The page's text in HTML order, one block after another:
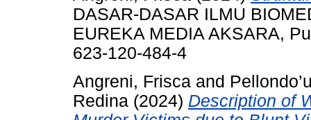
DASAR-DASAR ILMU
EUREKA MEDIA AKSARA,
623-120-484-4
Angreni, Frisca and
Redina (2024) Description of